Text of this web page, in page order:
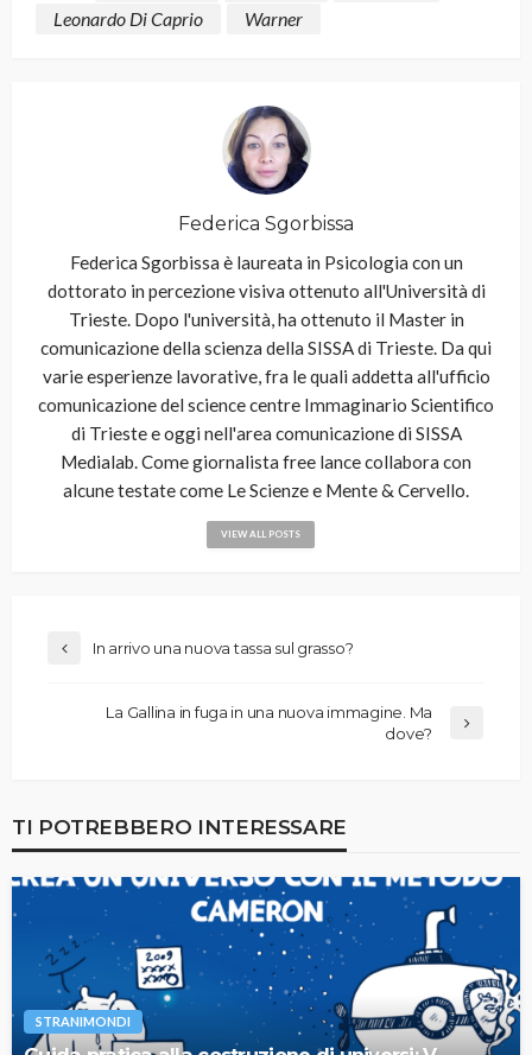
Leonardo Di Caprio
Warner
Federica Sgorbissa
Federica Sgorbissa è laureata in Psicologia con un
dottorato in percezione visiva ottenuto all'Università di
Trieste. Dopo l'università, ha ottenuto il Master in
comunicazione della scienza della SISSA di Trieste. Da qui
varie esperienze lavorative, fra le quali addetta all'ufficio
comunicazione del science centre Immaginario Scientifico
di Trieste e oggi nell'area comunicazione di SISSA
Medialab. Come giornalista free lance collabora con
alcune testate come Le Scienze e Mente & Cervello.
VIEW ALL POSTS
In arrivo una nuova tassa sul grasso?
La Gallina in fuga in una nuova immagine. Ma
dove?
TI POTREBBERO INTERESSARE
STRANIMONDI